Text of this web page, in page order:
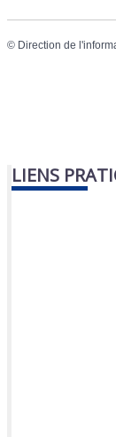
© Direction de
LIENS